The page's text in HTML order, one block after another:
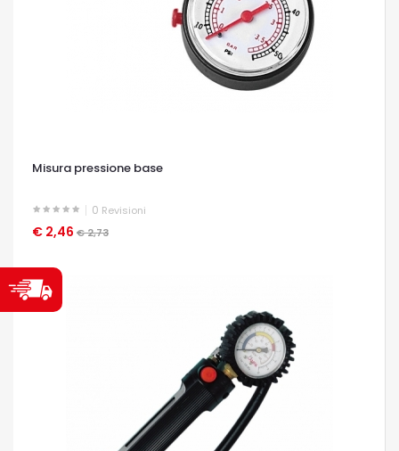
Misura pressione base
0 Revisioni
€ 2,46 € 2,73
OCCHIATA VELOCE